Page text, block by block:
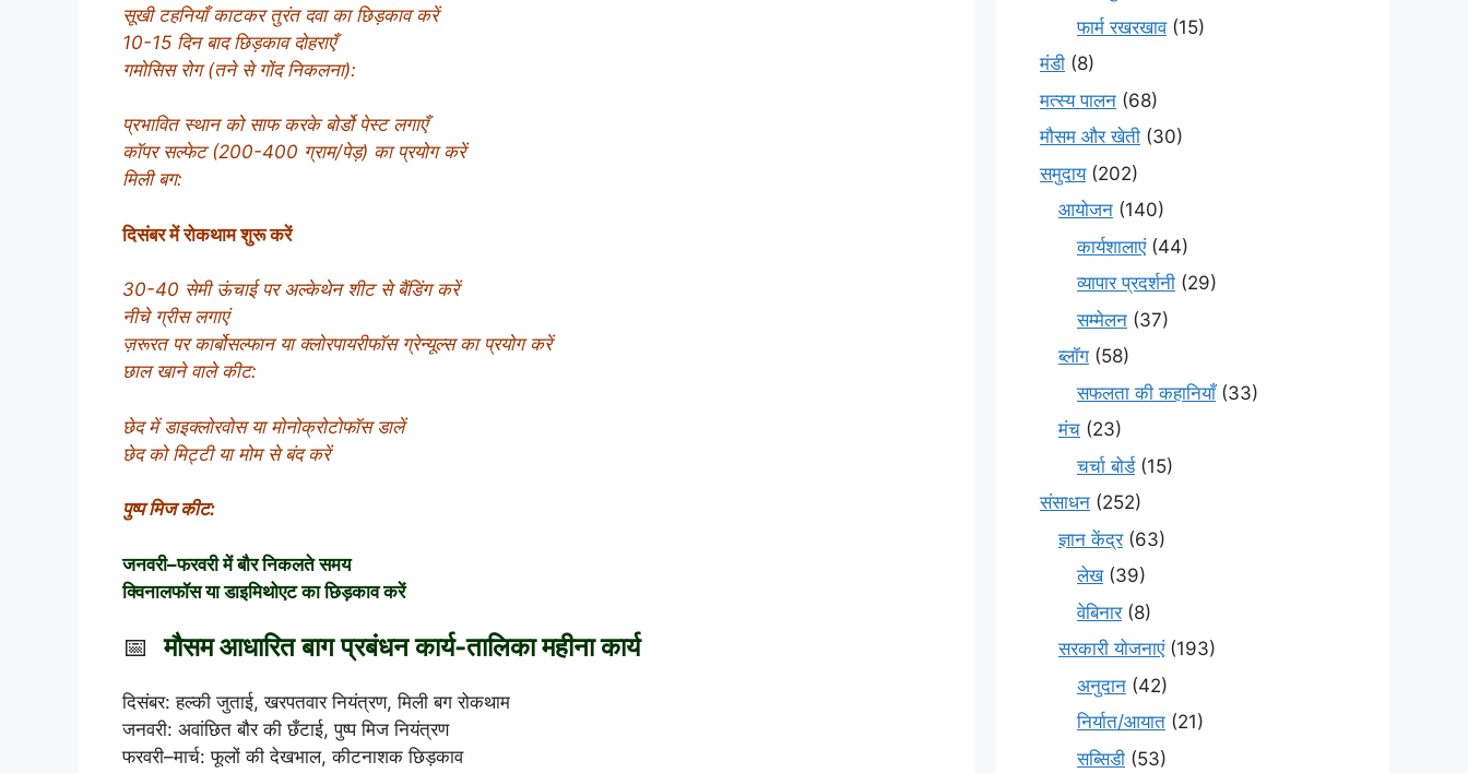
सूखी टहनियाँ काटकर तुरंत दवा का छिड़काव करें
10-15 दिन बाद छिड़काव दोहराएँ
गमोसिस रोग (तने से गोंद निकलना):
प्रभावित स्थान को साफ करके बोर्डो पेस्ट लगाएँ
कॉपर सल्फेट (200-400 ग्राम/पेड़) का प्रयोग करें
मिली बग:
दिसंबर में रोकथाम शुरू करें
30-40 सेमी ऊंचाई पर अल्केथेन शीट से बैंडिंग करें
नीचे ग्रीस लगाएं
ज़रूरत पर कार्बोसल्फान या क्लोरपायरीफॉस ग्रेन्यूल्स का प्रयोग करें
छाल खाने वाले कीट:
छेद में डाइक्लोरवोस या मोनोक्रोटोफॉस डालें
छेद को मिट्टी या मोम से बंद करें
पुष्प मिज कीट:
जनवरी–फरवरी में बौर निकलते समय
क्विनालफॉस या डाइमिथोएट का छिड़काव करें
📅मौसम आधारित बाग प्रबंधन कार्य-तालिकामहीनाकार्य
दिसंबर: हल्की जुताई, खरपतवार नियंत्रण, मिली बग रोकथाम
जनवरी: अवांछित बौर की छँटाई, पुष्प मिज नियंत्रण
फरवरी–मार्च: फूलों की देखभाल, कीटनाशक छिड़काव
फार्म रखरखाव(15)
मंडी (8)
मत्स्य पालन (68)
मौसम और खेती (30)
समुदाय(202)
आयोजन (140)
कार्यशालाएं(44)
व्यापार प्रदर्शनी (29)
सम्मेलन (37)
ब्लॉग (58)
सफलता की कहानियाँ(33)
मंच (23)
चर्चा बोर्ड(15)
संसाधन (252)
ज्ञान केंद्र(63)
लेख(39)
वेबिनार(8)
सरकारी योजनाएं(193)
अनुदान (42)
निर्यात/आयात (21)
सब्सिडी (53)